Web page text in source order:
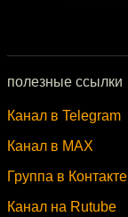
полезные ссылки
Канал в Telegram
Канал в MAX
Группа в Контакте
Канал на Rutube